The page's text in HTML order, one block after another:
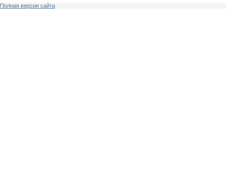
Полная версия сайта